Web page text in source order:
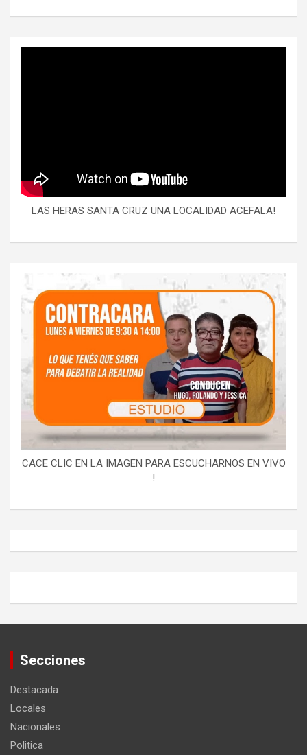
LAS HERAS SANTA CRUZ UNA LOCALIDAD ACEFALA!
CACE CLIC EN LA IMAGEN PARA ESCUCHARNOS EN VIVO
!
Secciones
Destacada
Locales
Nacionales
Politica